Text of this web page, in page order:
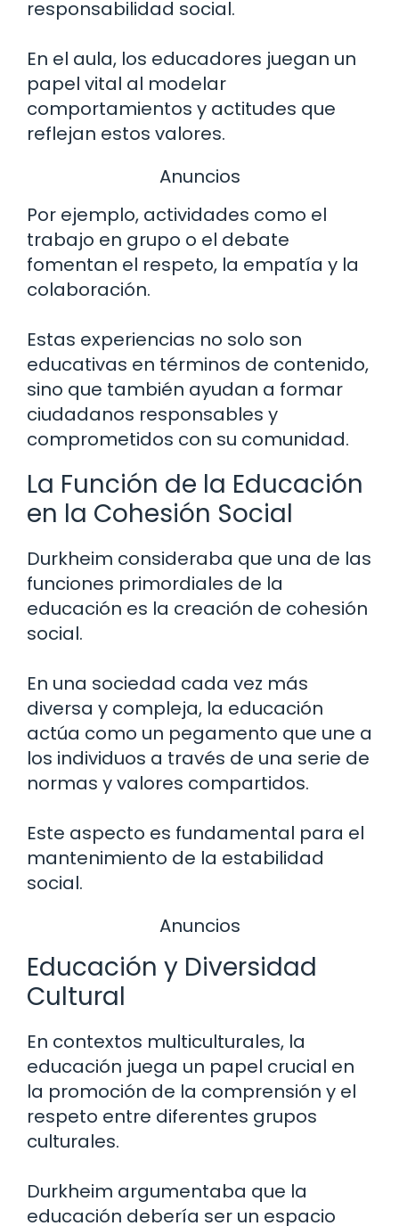
responsabilidad social.
En el aula, los educadores juegan un
papel vital al modelar
comportamientos y actitudes que
reflejan estos valores.
Anuncios
Por ejemplo, actividades como el
trabajo en grupo o el debate
fomentan el respeto, la empatía y la
colaboración.
Estas experiencias no solo son
educativas en términos de contenido,
sino que también ayudan a formar
ciudadanos responsables y
comprometidos con su comunidad.
La Función de la Educación
en la Cohesión Social
Durkheim consideraba que una de las
funciones primordiales de la
educación es la creación de cohesión
social.
En una sociedad cada vez más
diversa y compleja, la educación
actúa como un pegamento que une a
los individuos a través de una serie de
normas y valores compartidos.
Este aspecto es fundamental para el
mantenimiento de la estabilidad
social.
Anuncios
Educación y Diversidad
Cultural
En contextos multiculturales, la
educación juega un papel crucial en
la promoción de la comprensión y el
respeto entre diferentes grupos
culturales.
Durkheim argumentaba que la
educación debería ser un espacio